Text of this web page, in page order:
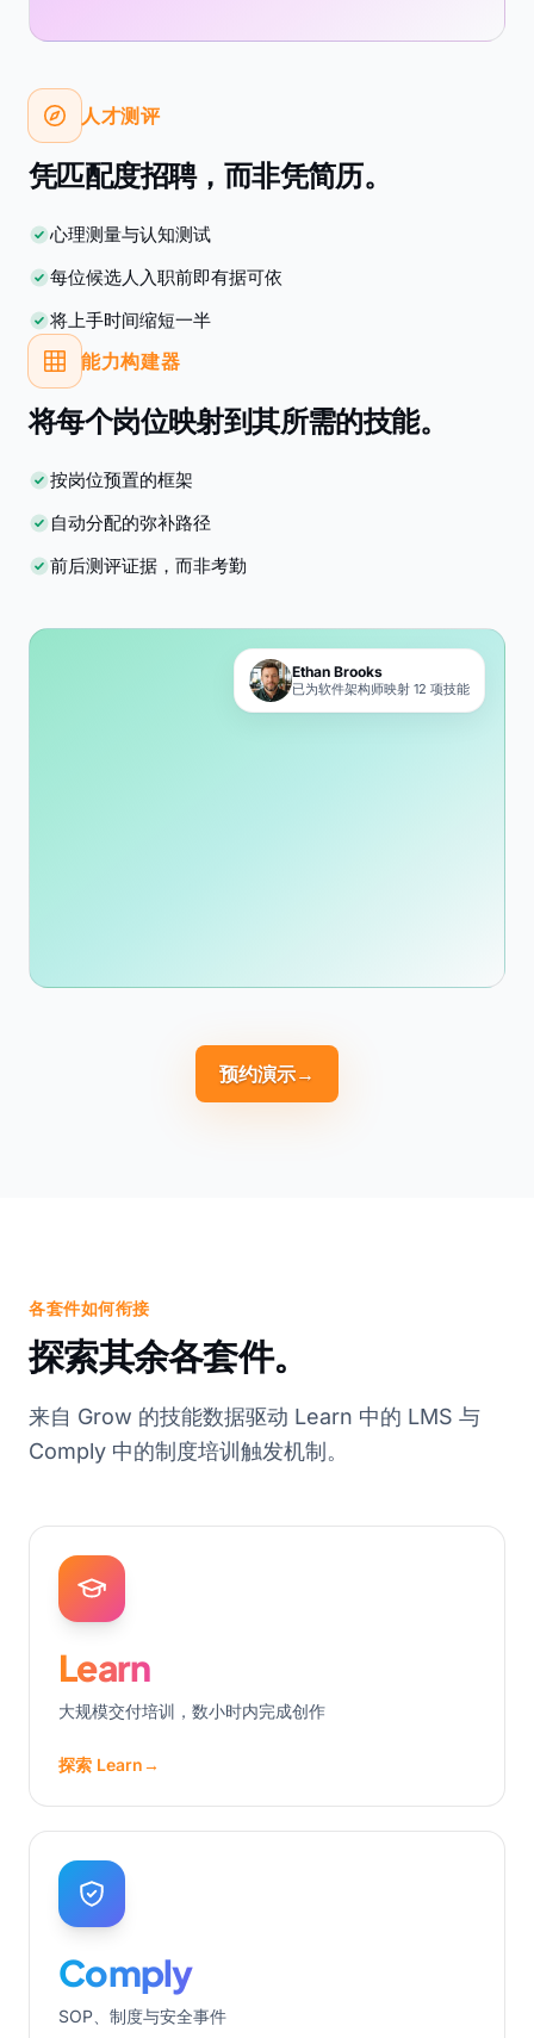
人才测评
凭匹配度招聘，而非凭简历。
心理测量与认知测试
每位候选人入职前即有据可依
将上手时间缩短一半
能力构建器
将每个岗位映射到其所需的技能。
按岗位预置的框架
自动分配的弥补路径
前后测评证据，而非考勤
Ethan Brooks
已为软件架构师映射 12 项技能
预约演示→
各套件如何衔接
探索其余各套件。
来自 Grow 的技能数据驱动 Learn 中的 LMS 与
Comply 中的制度培训触发机制。
Learn
大规模交付培训，数小时内完成创作
探索 Learn→
Comply
SOP、制度与安全事件